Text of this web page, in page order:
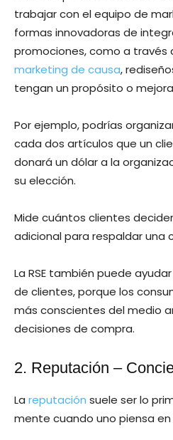
trabajar con el equipo de
formas innovadoras de
promociones, como a través
marketing de causa,
tengan un propósito o
Por ejemplo, podrías
cada dos artículos que un
donará un dólar a la
su elección.
Mide cuántos clientes
adicional para respaldar una
La RSE también puede
de clientes, porque los
más conscientes del medio
decisiones de compra.
2. Reputación –
La reputación suele ser lo
mente cuando uno piensa en